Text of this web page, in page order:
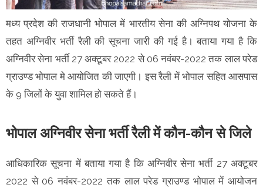
मध्य प्रदेश की राजधानी भोपाल में भारतीय सेना की अग्निपथ योजना के
तहत अग्निवीर भर्ती रैली की सूचना जारी की गई है। बताया गया है कि
अग्निवीर सेना भर्ती 27 अक्टूबर 2022 से 06 नवंबर-2022 तक लाल परेड
ग्राउण्ड भोपाल मे आयोजित की जाएगी। इस रैली में भोपाल सहित आसपास
के 9 जिलों के युवा शामिल हो सकते हैं।
भोपाल अग्निवीर सेना भर्ती रैली में कौन-कौन से जिले
आधिकारिक सूचना में बताया गया है कि अग्निवीर सेना भर्ती 27 अक्टूबर
2022 से 06 नवंबर-2022 तक लाल परेड ग्राउण्ड भोपाल में आयोजन